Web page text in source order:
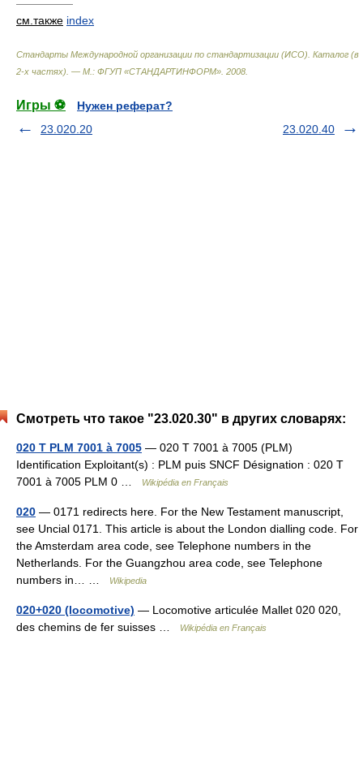
—————
см.также index
Стандарты Международной организации по стандартизации (ИСО). Каталог (в
2-х частях). — М.: ФГУП «СТАНДАРТИНФОРМ» 2008
Игры ⚽
Нужен реферат?
23.020.20
23.020.40
Смотреть что такое "23.020.30" в других словарях:
020 T PLM 7001 à 7005 — 020 T 7001 à 7005 (PLM)
Identification Exploitant(s) : PLM puis SNCF Désignation : 020 T
7001 à 7005 PLM 0 …
Wikipédia en Français
020 — 0171 redirects here. For the New Testament manuscript,
see Uncial 0171. This article is about the London dialling code. For
the Amsterdam area code, see Telephone numbers in the
Netherlands. For the Guangzhou area code, see Telephone
numbers in… …
Wikipedia
020+020 (locomotive) — Locomotive articulée Mallet 020 020,
des chemins de fer suisses …
Wikipédia en Français